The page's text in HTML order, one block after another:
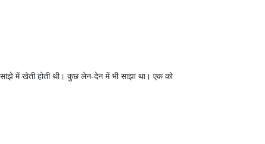
में खेती होती थी। कुछ लेन-देन में भी साझा था। एक को